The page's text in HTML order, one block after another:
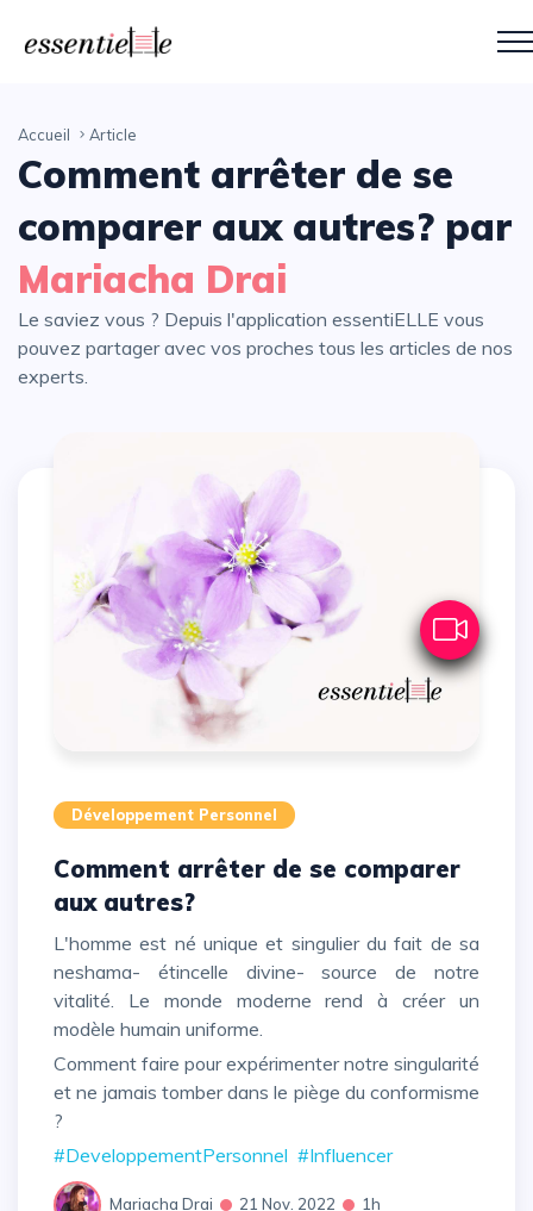
Accueil Article
Comment arrêter de se
comparer aux autres? par
Mariacha Drai
Le saviez vous ? Depuis l'application essentiELLE vous
pouvez partager avec vos proches tous les articles de nos
experts.
Développement Personnel
Comment arrêter de se comparer
aux autres?
L'homme est né unique et singulier du fait de sa
neshama- étincelle divine- source de notre
vitalité. Le monde moderne rend à créer un
modèle humain uniforme.
Comment faire pour expérimenter notre singularité
et ne jamais tomber dans le piège du conformisme
?
#DeveloppementPersonnel #Influencer
Mariacha Drai 21 Nov. 2022 1h